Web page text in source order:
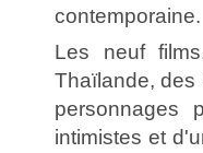
contemporaine.
Les neuf
Thaïlande, des
personnages
intimistes et